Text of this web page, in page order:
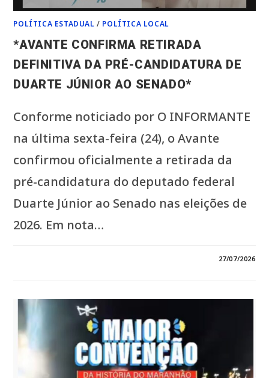
POLÍTICA ESTADUAL / POLÍTICA LOCAL
*AVANTE CONFIRMA RETIRADA
DEFINITIVA DA PRÉ-CANDIDATURA DE
DUARTE JÚNIOR AO SENADO*
Conforme noticiado por O INFORMANTE
na última sexta-feira (24), o Avante
confirmou oficialmente a retirada da
pré-candidatura do deputado federal
Duarte Júnior ao Senado nas eleições de
2026. Em nota…
DA
DE
DUARTE
JÚNIOR
AO
SENADO*
27/07/2026